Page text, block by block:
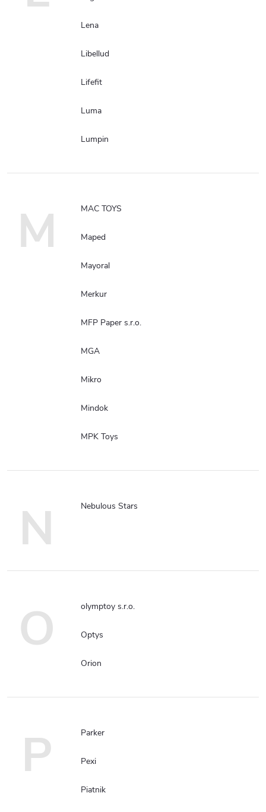
Lena
Libellud
Lifefit
Luma
Lumpin
M MAC TOYS
Maped
Mayoral
Merkur
MFP Paper s.r.o.
MGA
Mikro
Mindok
MPK Toys
N Nebulous Stars
O olymptoy s.r.o.
Optys
Orion
P Parker
Pexi
Piatnik